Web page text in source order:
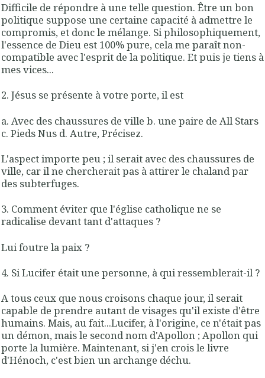
Difficile de répondre à une telle question. Être un bon
politique suppose une certaine capacité à admettre le
compromis, et donc le mélange. Si philosophiquement,
l'essence de Dieu est 100% pure, cela me paraît non-
compatible avec l'esprit de la politique. Et puis je tiens à
mes vices...
2. Jésus se présente à votre porte, il est
a. Avec des chaussures de ville b. une paire de All Stars
c. Pieds Nus d. Autre, Précisez.
L'aspect importe peu ; il serait avec des chaussures de
ville, car il ne chercherait pas à attirer le chaland par
des subterfuges.
3. Comment éviter que l'église catholique ne se
radicalise devant tant d'attaques ?
Lui foutre la paix ?
4. Si Lucifer était une personne, à qui ressemblerait-il ?
A tous ceux que nous croisons chaque jour, il serait
capable de prendre autant de visages qu'il existe d'être
humains. Mais, au fait...Lucifer, à l'origine, ce n'était pas
un démon, mais le second nom d'Apollon ; Apollon qui
porte la lumière. Maintenant, si j'en crois le livre
d'Hénoch, c'est bien un archange déchu.